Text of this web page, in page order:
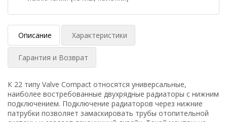
Описание Характеристики
Гарантия и Возврат
К 22 типу Valve Compact относятся универсальные,
наиболее востребованные двухрядные радиаторы с нижним
подключением. Подключение радиаторов через нижние
патрубки позволяет замаскировать трубы отопительной